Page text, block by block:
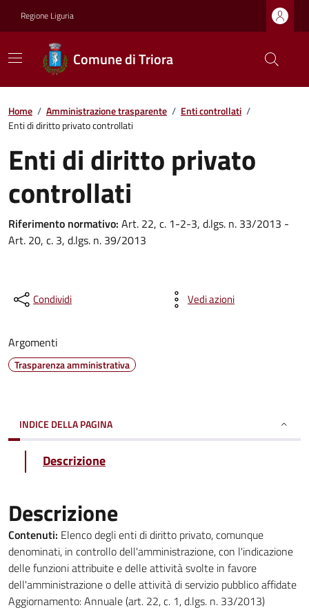
Regione Liguria
Comune di Triora
Home / Amministrazione trasparente / Enti controllati /
Enti di diritto privato controllati
Enti di diritto privato
controllati
Riferimento normativo: Art. 22, c. 1-2-3, d.lgs. n. 33/2013 -
Art. 20, c. 3, d.lgs. n. 39/2013
Condividi Vedi azioni
Argomenti
Trasparenza amministrativa
INDICE DELLA PAGINA
Descrizione
Descrizione
Contenuti: Elenco degli enti di diritto privato, comunque
denominati, in controllo dell'amministrazione, con l'indicazione
delle funzioni attribuite e delle attività svolte in favore
dell'amministrazione o delle attività di servizio pubblico affidate
Aggiornamento: Annuale (art. 22, c. 1, d.lgs. n. 33/2013)